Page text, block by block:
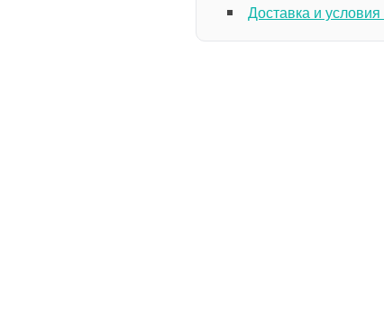
Доставка и условия